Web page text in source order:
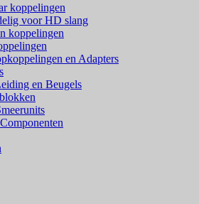
koppelingen
voor HD slang
koppelingen
en Adapters
en Beugels